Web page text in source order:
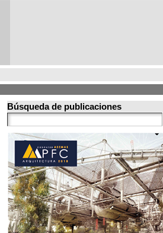
Búsqueda de publicaciones